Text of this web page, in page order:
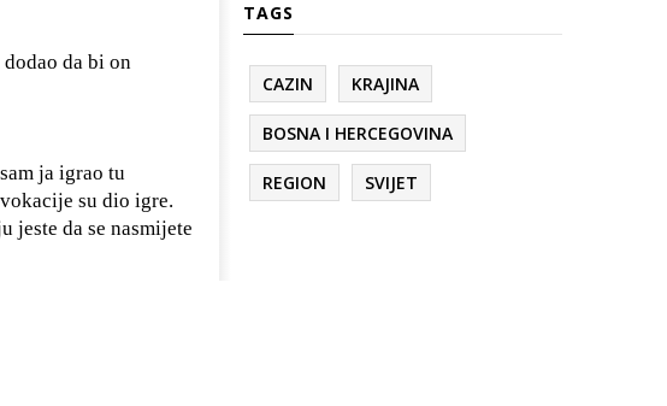
da bi on
ja igrao tu
su dio igre.
jeste da se nasmijete
TAGS
CAZIN KRAJINA
BOSNA I HERCEGOVINA
REGION SVIJET